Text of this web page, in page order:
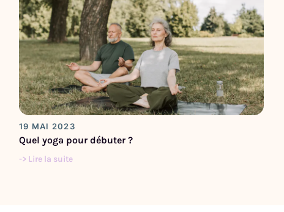
19 MAI 2023
Quel yoga pour débuter ?
-> Lire la suite